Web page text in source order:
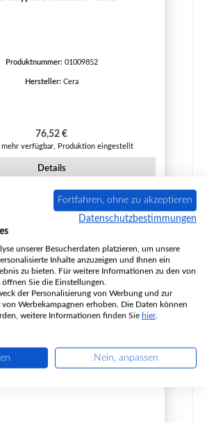
Produktnummer: 01009852
Hersteller: Cera
Regulärer Preis:
76,52 €
verfügbar, Produktion eingestellt
Details
Fortfahren, ohne zu akzeptieren
Datenschutzbestimmungen
unserer Besucherdaten platzieren, um unsere
Inhalte anzuzeigen und Ihnen ein
zu bieten. Für weitere Informationen zu den von
Sie die Einstellungen.
der Personalisierung von Werbung und zur
Werbekampagnen erhoben. Die Daten können
weitere Informationen finden Sie hier.
Nein, anpassen